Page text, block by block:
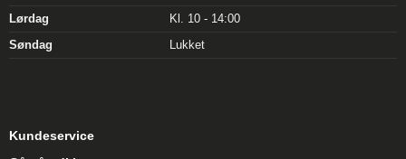
Lørdag
Kl. 10 - 14:00
Søndag
Lukket
Kundeservice